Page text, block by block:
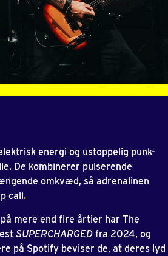
energi og ustoppelig punk-
De kombinerer pulserende
omkvæd, så adrenalinen
call.
mere end fire årtier har The
SUPERCHARGED fra 2024, og
på Spotify beviser de, at deres lyd